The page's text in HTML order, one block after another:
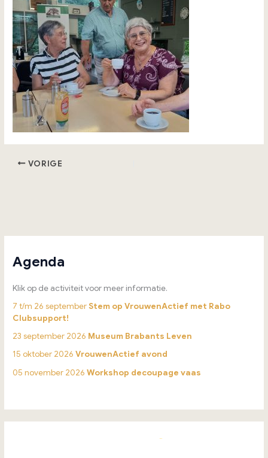
VORIGE
Agenda
Klik op de activiteit voor meer informatie.
7 t/m 26 septemberStem op VrouwenActief met Rabo
Clubsupport!
23 september 2026 Museum Brabants Leven
15 oktober 2026VrouwenActief avond
05 november 2026Workshop decoupage vaas